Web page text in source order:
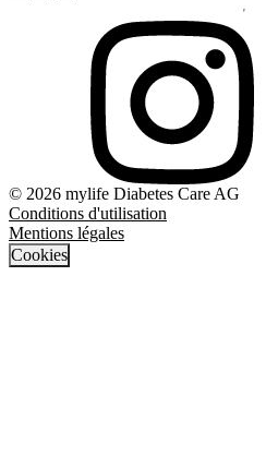
© 2026 mylife Diabetes Care AG
Conditions d'utilisation
Mentions légales
Cookies